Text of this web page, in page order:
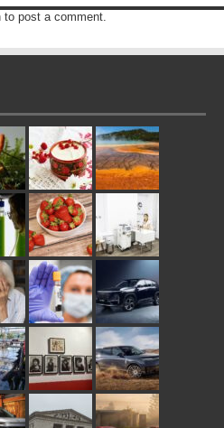
to post a comment.